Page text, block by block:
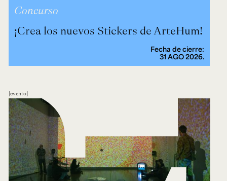
Concurso
¡Crea los nuevos Stickers de ArteHum!
Fecha de cierre:
31 AGO 2026.
evento